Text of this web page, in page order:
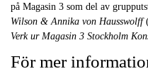
på Magasin 3 som del av
Wilson & Annika von Hausswolff
Verk ur Magasin 3 Stockholm
För mer